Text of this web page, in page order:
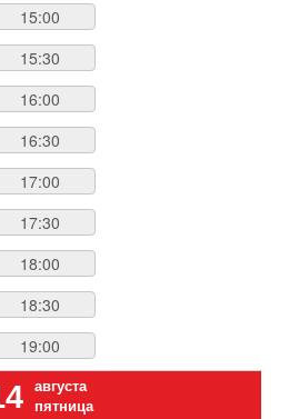
15:00
15:30
16:00
16:30
17:00
17:30
18:00
18:30
19:00
августа
пятница